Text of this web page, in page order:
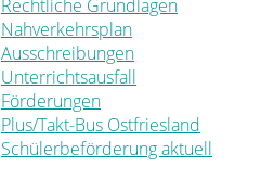
Rechtliche Grundlagen
Nahverkehrsplan
Ausschreibungen
Unterrichtsausfall
Förderungen
Plus/Takt-Bus Ostfriesland
Schülerbeförderung aktuell